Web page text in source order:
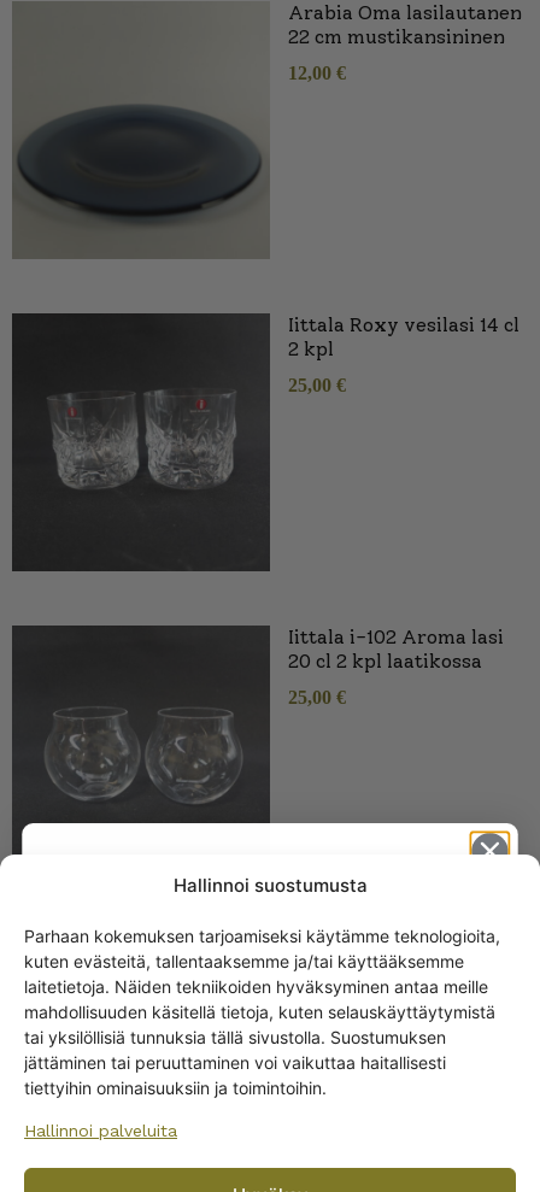
Hallinnoi suostumusta
Parhaan kokemuksen tarjoamiseksi käytämme teknologioita,
kuten evästeitä, tallentaaksemme ja/tai käyttääksemme
laitetietoja. Näiden tekniikoiden hyväksyminen antaa meille
mahdollisuuden käsitellä tietoja, kuten selauskäyttäytymistä
tai yksilöllisiä tunnuksia tällä sivustolla. Suostumuksen
jättäminen tai peruuttaminen voi vaikuttaa haitallisesti
tiettyihin ominaisuuksiin ja toimintoihin.
Hallinnoi palveluita
Arabia Oma lasilautanen
22 cm mustikansininen
12,00 €
Iittala Roxy vesilasi 14 cl
2 kpl
25,00 €
Iittala i-102 Aroma lasi
20 cl 2 kpl laatikossa
25,00 €
Iittala Aarne olutlasi 38
cl
38,00€
Get -5%
off?
Yes! I want the discount